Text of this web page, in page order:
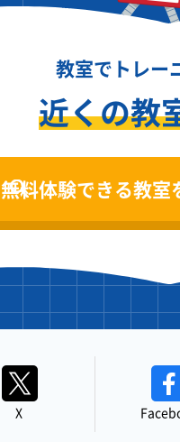
教室でトレー
近くの教
無料体験できる教室
X